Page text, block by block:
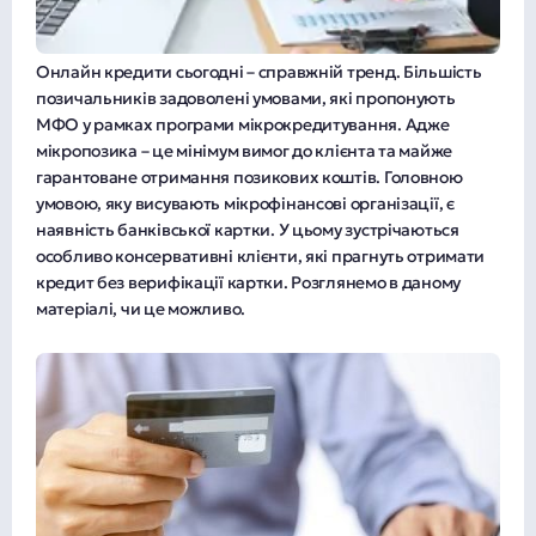
Онлайн кредити сьогодні – справжній тренд. Більшість
позичальників задоволені умовами, які пропонують
МФО у рамках програми мікрокредитування. Адже
мікропозика – це мінімум вимог до клієнта та майже
гарантоване отримання позикових коштів. Головною
умовою, яку висувають мікрофінансові організації, є
наявність банківської картки. У цьому зустрічаються
особливо консервативні клієнти, які прагнуть отримати
кредит без верифікації картки. Розглянемо в даному
матеріалі, чи це можливо.